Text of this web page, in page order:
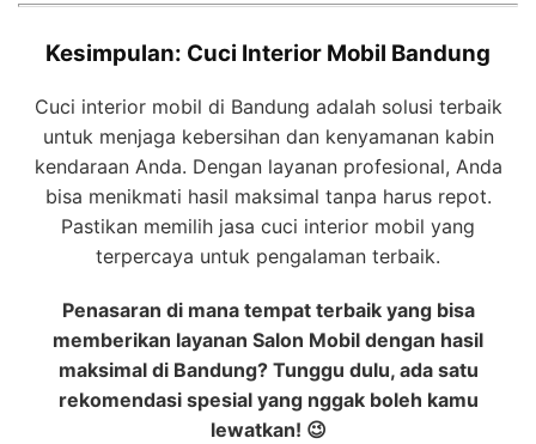
Kesimpulan: Cuci Interior Mobil Bandung
Cuci interior mobil di Bandung adalah solusi terbaik
untuk menjaga kebersihan dan kenyamanan kabin
kendaraan Anda. Dengan layanan profesional, Anda
bisa menikmati hasil maksimal tanpa harus repot.
Pastikan memilih jasa cuci interior mobil yang
terpercaya untuk pengalaman terbaik.
Penasaran di mana tempat terbaik yang bisa
memberikan layanan Salon Mobil dengan hasil
maksimal di Bandung? Tunggu dulu, ada satu
rekomendasi spesial yang nggak boleh kamu
lewatkan! 😉